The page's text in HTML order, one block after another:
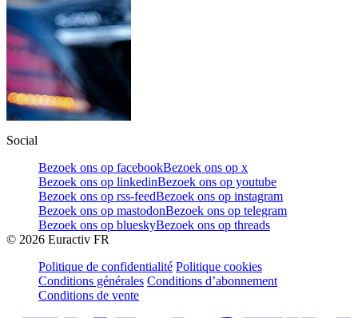
Social
Bezoek ons op facebookBezoek ons op x
Bezoek ons op linkedinBezoek ons op youtube
Bezoek ons op rss-feedBezoek ons op instagram
Bezoek ons op mastodonBezoek ons op telegram
Bezoek ons op blueskyBezoek ons op threads
© 2026 Euractiv FR
Politique de confidentialité Politique cookies
Conditions générales Conditions d’abonnement
Conditions de vente